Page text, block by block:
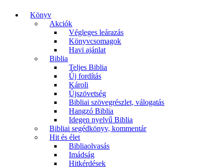
Könyv
Akciók
Végleges leárazás
Könyvcsomagok
Havi ajánlat
Biblia
Teljes Biblia
Új fordítás
Károli
Újszövetség
Bibliai szövegrészlet, válogatás
Hangzó Biblia
Idegen nyelvű Biblia
Bibliai segédkönyv, kommentár
Hit és élet
Bibliaolvasás
Imádság
Hitkérdések